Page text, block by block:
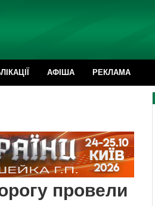
АФІША РЕКЛАМА
провели